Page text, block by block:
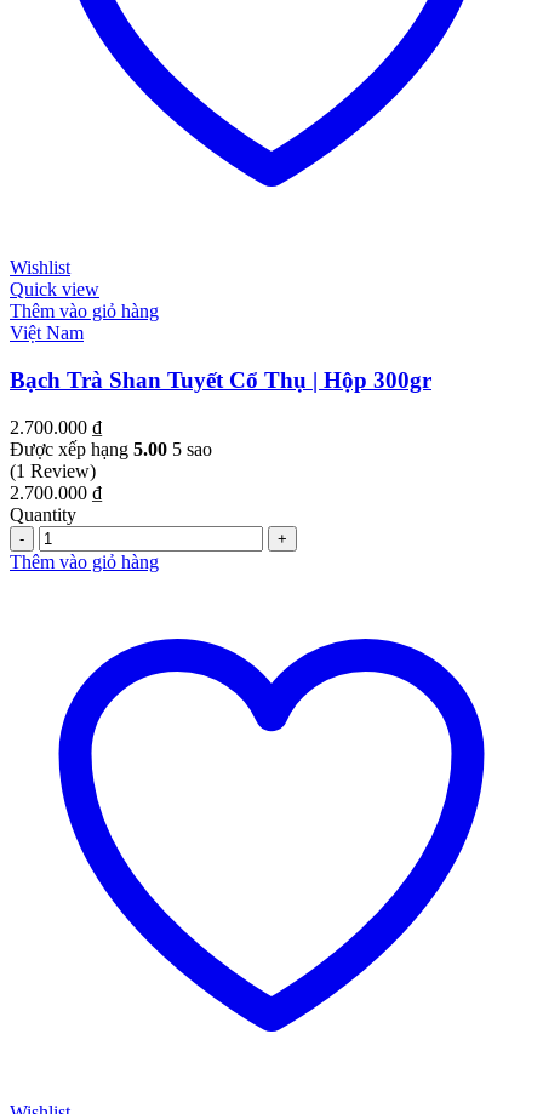
Wishlist
Quick view
Thêm vào giỏ hàng
Việt Nam
Bạch Trà Shan Tuyết Cổ Thụ | Hộp 300gr
2.700.000 ₫
Được xếp hạng 5.00 5 sao
(1 Review)
2.700.000 ₫
Quantity
Quantity
Thêm vào giỏ hàng